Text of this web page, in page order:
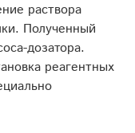
раствора
Полученный
дозатора.
реагентных